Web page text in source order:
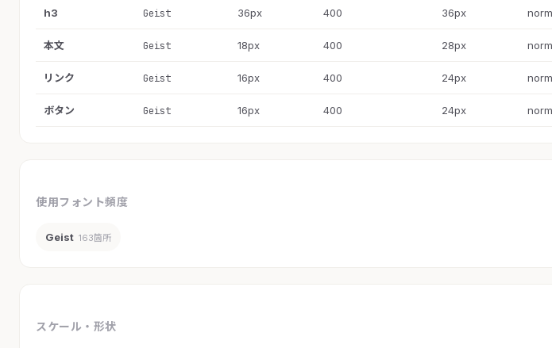
h3 Geist 36px 400 36px
本文 Geist 18px 400 28px
リンク Geist 16px 400 24px
ボタン Geist 16px 400 24px
使用フォント頻度
Geist 163箇所
スケール・形状